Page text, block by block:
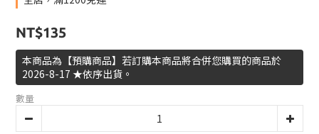
NT$135
本商品為【預購商品】若訂購本商品將合併您購買的商品於
2026-8-17 ★依序出貨。
數量